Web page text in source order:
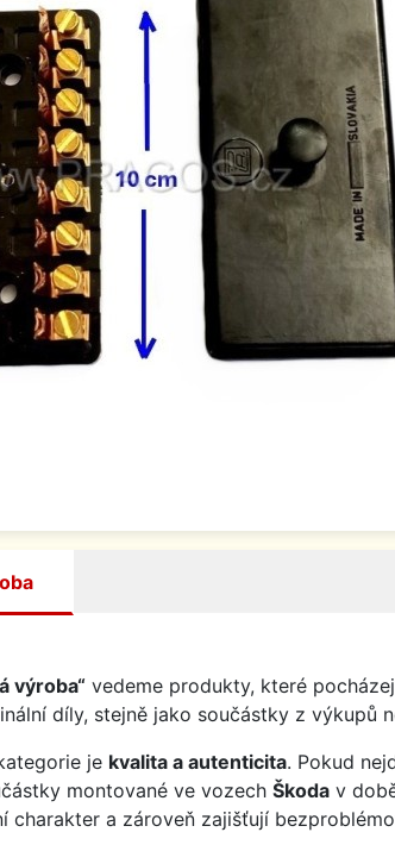
výroba“ vedeme produkty, které
díly, stejně jako součástky z výkupů
je kvalita a autenticita. Pokud
montované ve vozech Škoda v
charakter a zároveň zajišťují